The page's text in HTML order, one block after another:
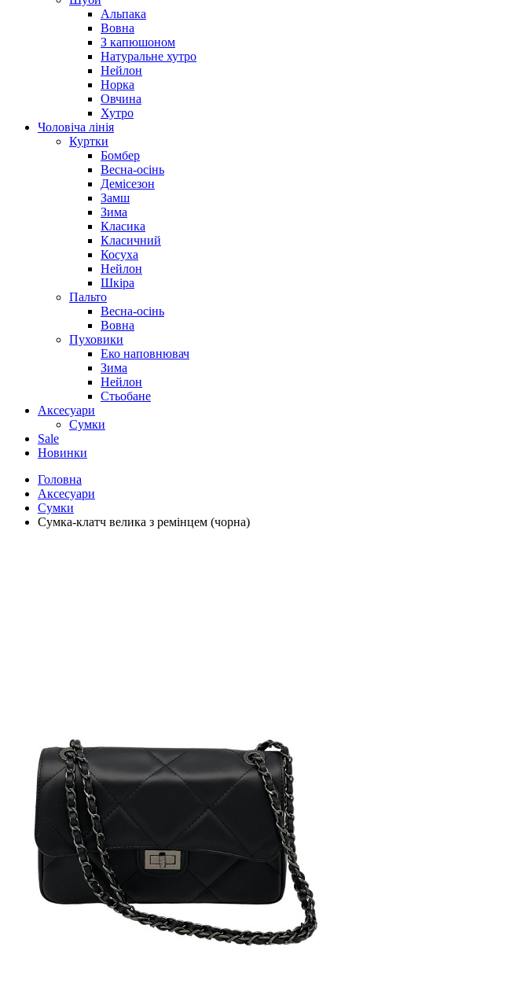
Альпака
Вовна
З капюшоном
Натуральне хутро
Нейлон
Норка
Овчина
Хутро
Чоловіча лінія
Куртки
Бомбер
Весна-осінь
Демісезон
Замш
Зима
Класика
Класичний
Косуха
Нейлон
Шкіра
Пальто
Весна-осінь
Вовна
Пуховики
Еко наповнювач
Зима
Нейлон
Стьобане
Аксесуари
Сумки
Sale
Новинки
Головна
Аксесуари
Сумки
Сумка-клатч велика з ремінцем (чорна)